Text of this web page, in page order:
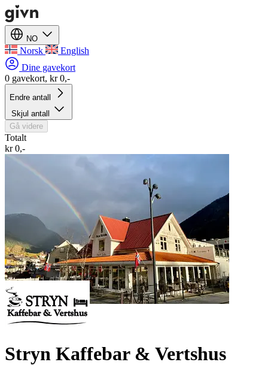
NO
Norsk
English
Dine gavekort
0 gavekort, kr 0,-
Endre antall
Skjul antall
Gå videre
Totalt
kr 0,-
Stryn Kaffebar & Vertshus